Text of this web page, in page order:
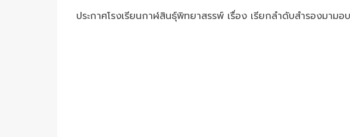
ประกาศโรงเรียนกาฬสินธุ์พิทยาสรรพ์ เรื่อง เรียกลำดับสำรองมา